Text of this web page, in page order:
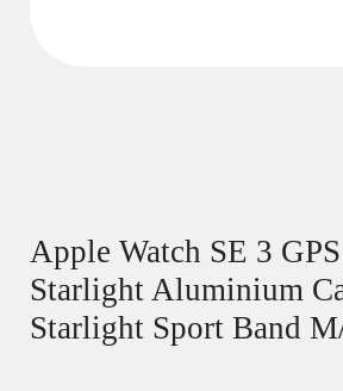
Apple Watch SE 3
Starlight Aluminium
Starlight Sport Band